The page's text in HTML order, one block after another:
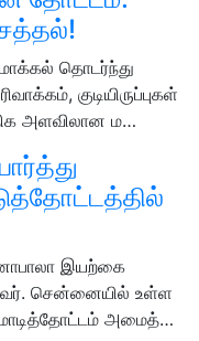
தொடர்ந்து
குடியிருப்புகள்
அளவிலான ம…
இயற்கை
சென்னையில் உள்ள
அமைத்…